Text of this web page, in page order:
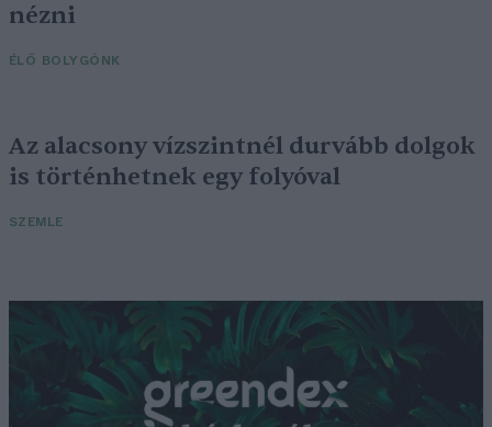
nézni
ÉLŐ BOLYGÓNK
Az alacsony vízszintnél durvább dolgok
is történhetnek egy folyóval
SZEMLE